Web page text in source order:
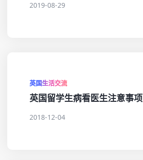
2019-08-29
英国生活交流
英国留学生病看医生注意事项
2018-12-04